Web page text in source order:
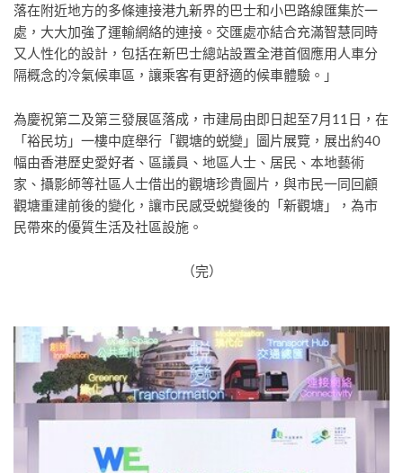
落在附近地方的多條連接港九新界的巴士和小巴路線匯集於一
處，大大加強了運輸網絡的連接。交匯處亦結合充滿智慧同時
又人性化的設計，包括在新巴士總站設置全港首個應用人車分
隔概念的冷氣候車區，讓乘客有更舒適的候車體驗。」
為慶祝第二及第三發展區落成，市建局由即日起至7月11日，在
「裕民坊」一樓中庭舉行「觀塘的蜕變」圖片展覽，展出約40
幅由香港歷史愛好者、區議員、地區人士、居民、本地藝術
家、攝影師等社區人士借出的觀塘珍貴圖片，與市民一同回顧
觀塘重建前後的變化，讓市民感受蜕變後的「新觀塘」，為市
民帶來的優質生活及社區設施。
（完）